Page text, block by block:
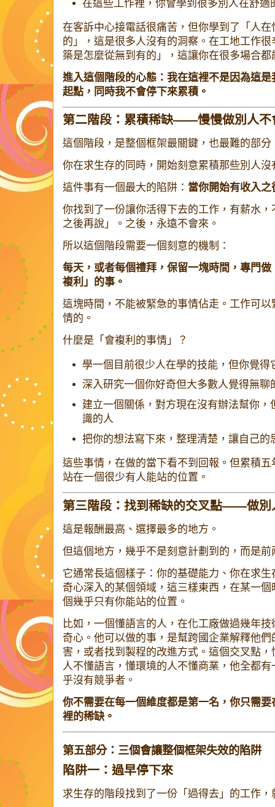
在這些工作裡，你會學到很多別人在舒適
在客訴中心接電話很痛苦，但你學到了「人
的」，這是很多人沒有的洞察。在工地工作
築是怎麼從無到有的」，這讓你在很多場合
進入這個階段的心態：我在這裡不是因為這
起點，同時我不會停下來累積。
第二階段：累積稀缺——慢慢做別人不
這個階段，是整個框架最關鍵，也最難的部分
你在求生存的同時，開始刻意累積那些別人
這件事有一個最大的陷阱： 當你開始有收入
你找到了一份讓你活得下去的工作，有薪水
之後再說」。之後，永遠不會來。
所以這個階段需要一個刻意的機制：
每天，或者每個禮拜，保留一塊時間，專門
複利」的事。
這塊時間，不能被緊急的事情佔走。工作可
情的。
什麼是「會複利的事情」？
學一個目前很少人在學的技能，但你覺得
深入研究一個你好奇但大多數人覺得無聊
建立一個關係，對方現在沒有辦法幫你
識的人
把你的想法寫下來，整理清楚，讓自己的
這些事情，在做的當下看不到回報。但累積
站在一個很少有人能站的位置。
第三階段：找到稀缺的交叉點——做別
這是報酬最高、選擇最多的地方。
但這個地方，幾乎不是刻意計劃到的，而是
它通常長這個樣子：你的基礎能力、你在求
奇心深入的某個領域，這三樣東西，在某一
個幾乎只有你能站的位置。
比如，一個懂語言的人，在化工廠做過幾年
奇心。他可以做的事，是幫跨國企業解釋他
害，或者找到製程的改進方式。這個交叉點
人不懂語言，懂環境的人不懂商業，他全都
乎沒有競爭者。
你不需要在每一個維度都是第一名，你只需
裡的稀缺。
第五部分：三個會讓整個框架失效的陷阱
陷阱一：過早停下來
求生存的階段找到了一份「過得去」的工作